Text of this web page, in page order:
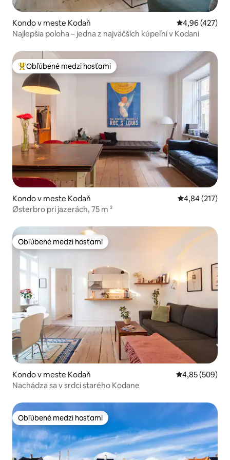
Kondo v meste Kodaň Priemerné
4,96 (427)
Najlepšia poloha – jedna z najväčších kúpeľní v Kodani
Najobľúbenejšie medzi hosťami
Obľúbené medzi hosťami
Kondo v meste Kodaň Priemerné
4,84 (217)
Østerbro pri jazerách, 75 m ²
Obľúbené medzi hosťami
Obľúbené medzi hosťami
Kondo v meste Kodaň Priemerné
4,85 (509)
Nachádza sa v srdci starého Kodane
Obľúbené medzi hosťami
Obľúbené medzi hosťami